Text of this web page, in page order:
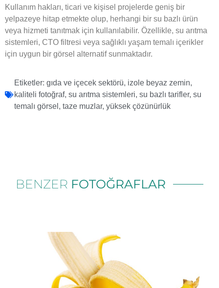
Kullanım hakları, ticari ve kişisel projelerde geniş bir
yelpazeye hitap etmekte olup, herhangi bir su bazlı ürün
veya hizmeti tanıtmak için kullanılabilir. Özellikle, su arıtma
sistemleri, CTO filtresi veya sağlıklı yaşam temalı içerikler
için uygun bir görsel alternatif sunmaktadır.
Etiketler: gıda ve içecek sektörü, izole beyaz zemin,
kaliteli fotoğraf, su arıtma sistemleri, su bazlı tarifler, su
temalı görsel , taze muzlar, yüksek çözünürlük
BENZER FOTOĞRAFLAR